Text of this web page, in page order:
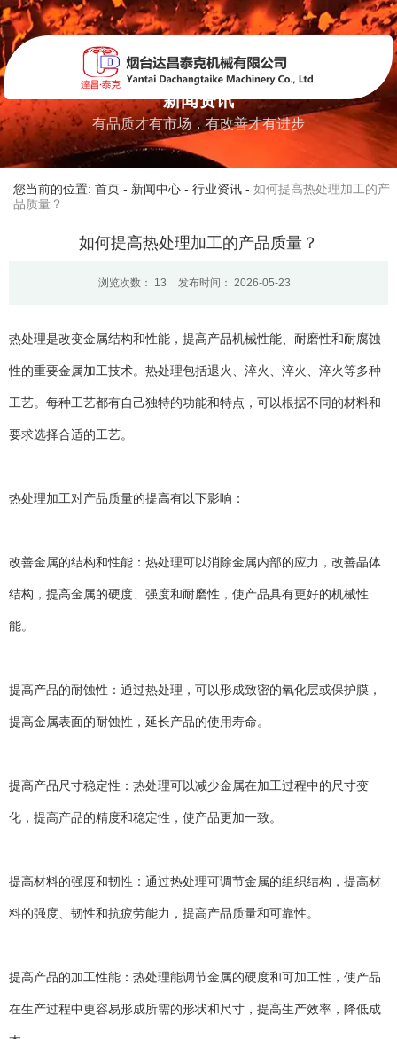
新闻资讯
有品质才有市场，有改善才有进步
您当前的位置: 首页 - 新闻中心 - 行业资讯 - 如何提高热处理加工的产
品质量？
如何提高热处理加工的产品质量？
浏览次数： 13 发布时间： 2026-05-23
热处理是改变金属结构和性能，提高产品机械性能、耐磨性和耐腐蚀
性的重要金属加工技术。热处理包括退火、淬火、淬火、淬火等多种
工艺。每种工艺都有自己独特的功能和特点，可以根据不同的材料和
要求选择合适的工艺。
热处理加工对产品质量的提高有以下影响：
改善金属的结构和性能：热处理可以消除金属内部的应力，改善晶体
结构，提高金属的硬度、强度和耐磨性，使产品具有更好的机械性
能。
提高产品的耐蚀性：通过热处理，可以形成致密的氧化层或保护膜，
提高金属表面的耐蚀性，延长产品的使用寿命。
提高产品尺寸稳定性：热处理可以减少金属在加工过程中的尺寸变
化，提高产品的精度和稳定性，使产品更加一致。
提高材料的强度和韧性：通过热处理可调节金属的组织结构，提高材
料的强度、韧性和抗疲劳能力，提高产品质量和可靠性。
提高产品的加工性能：热处理能调节金属的硬度和可加工性，使产品
在生产过程中更容易形成所需的形状和尺寸，提高生产效率，降低成